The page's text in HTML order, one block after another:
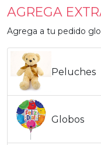
AGREGA
Agrega a tu pedido
Peluches
Globos